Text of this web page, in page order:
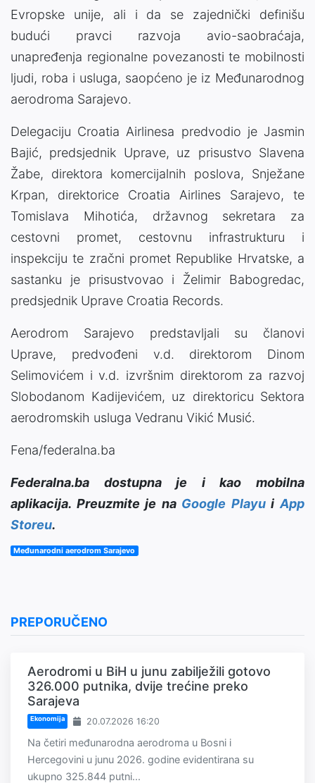
Evropske unije, ali i da se zajednički definišu
budući pravci razvoja avio-saobraćaja,
unapređenja regionalne povezanosti te mobilnosti
ljudi, roba i usluga, saopćeno je iz Međunarodnog
aerodroma Sarajevo.
Delegaciju Croatia Airlinesa predvodio je Jasmin
Bajić, predsjednik Uprave, uz prisustvo Slavena
Žabe, direktora komercijalnih poslova, Snježane
Krpan, direktorice Croatia Airlines Sarajevo, te
Tomislava Mihotića, državnog sekretara za
cestovni promet, cestovnu infrastrukturu i
inspekciju te zračni promet Republike Hrvatske, a
sastanku je prisustvovao i Želimir Babogredac,
predsjednik Uprave Croatia Records.
Aerodrom Sarajevo predstavljali su članovi
Uprave, predvođeni v.d. direktorom Dinom
Selimovićem i v.d. izvršnim direktorom za razvoj
Slobodanom Kadijevićem, uz direktoricu Sektora
aerodromskih usluga Vedranu Vikić Musić.
Fena/federalna.ba
Federalna.ba dostupna je i kao mobilna
aplikacija. Preuzmite je na Google PlayuiApp
Storeu.
Međunarodni aerodrom Sarajevo
PREPORUČENO
Aerodromi u BiH u junu zabilježili gotovo
326.000 putnika, dvije trećine preko
Sarajeva
Ekonomija 20.07.2026 16:20
Na četiri međunarodna aerodroma u Bosni i
Hercegovini u junu 2026. godine evidentirana su
ukupno 325.844 putni...